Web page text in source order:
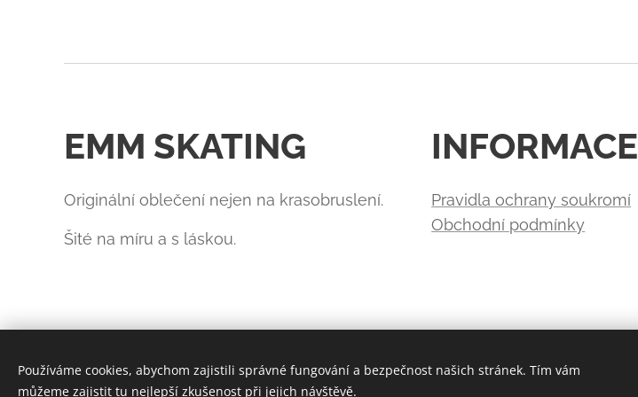
EMM SKATING
Originální oblečení nejen na krasobruslení.
Šité na míru a s láskou.
INFORMACE
Pravidla ochrany soukromí
Obchodní podmínky
Používáme cookies, abychom zajistili správné fungování a bezpečnost našich stránek. Tím vám
můžeme zajistit tu nejlepší zkušenost při jejich návštěvě.